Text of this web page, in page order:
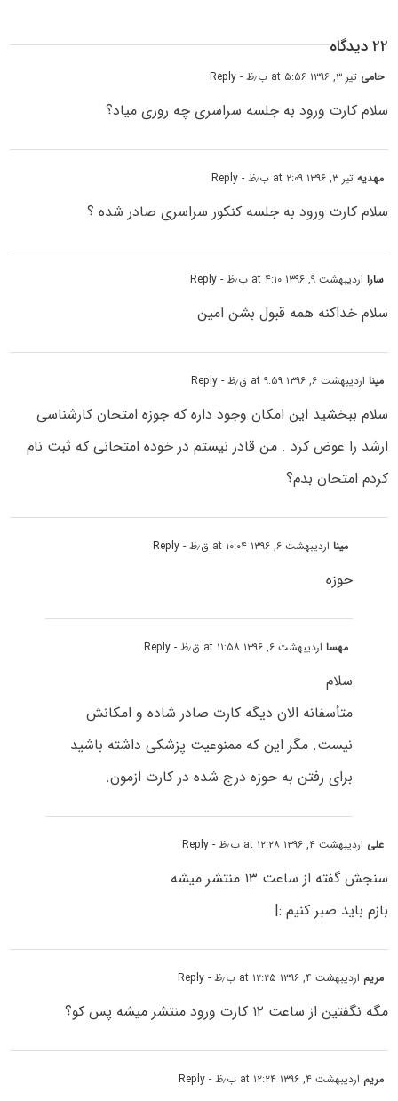
۲۲ دیدگاه
حامی تیر ۳, ۱۳۹۶ at ۵:۵۶ ب٫ظ - Reply
سلام کارت ورود به جلسه سراسری چه روزی میاد؟
مهدیهتیر ۳, ۱۳۹۶ at ۲:۰۹ ب٫ظ - Reply
سلام کارت ورود به جلسه کنکور سراسری صادر شده ؟
سارااردیبهشت ۹, ۱۳۹۶ at ۴:۱۰ ب٫ظ - Reply
سلام خداکنه همه قبول بشن امین
مینااردیبهشت ۶, ۱۳۹۶ at ۹:۵۹ ق٫ظ - Reply
سلام ببخشید این امکان وجود داره که جوزه امتحان کارشناسی
ارشد را عوض کرد . من قادر نیستم در خوده امتحانی که ثبت نام
کردم امتحان بدم؟
مینااردیبهشت ۶, ۱۳۹۶ at ۱۰:۰۴ ق٫ظ - Reply
حوزه
مهسااردیبهشت ۶, ۱۳۹۶ at ۱۱:۵۸ ق٫ظ - Reply
سلام
متأسفانه الان دیگه کارت صادر شاده و امکانش
نیست. مگر این که ممنوعیت پزشکی داشته باشید
برای رفتن به حوزه درج شده در کارت ازمون.
علی اردیبهشت ۴, ۱۳۹۶ at ۱۲:۲۸ ب٫ظ - Reply
سنجش گفته از ساعت ۱۳ منتشر میشه
بازم باید صبر کنیم :|
مریم اردیبهشت ۴, ۱۳۹۶ at ۱۲:۲۵ ب٫ظ - Reply
مگه نگفتین از ساعت ۱۲ کارت ورود منتشر میشه پس کو؟
مریم اردیبهشت ۴, ۱۳۹۶ at ۱۲:۲۴ ب٫ظ - Reply